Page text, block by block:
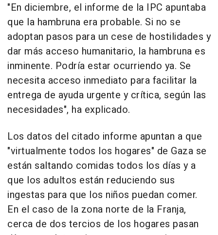
"En diciembre, el informe de la IPC apuntaba
que la hambruna era probable. Si no se
adoptan pasos para un cese de hostilidades y
dar más acceso humanitario, la hambruna es
inminente. Podría estar ocurriendo ya. Se
necesita acceso inmediato para facilitar la
entrega de ayuda urgente y crítica, según las
necesidades", ha explicado.
Los datos del citado informe apuntan a que
"virtualmente todos los hogares" de Gaza se
están saltando comidas todos los días y a
que los adultos están reduciendo sus
ingestas para que los niños puedan comer.
En el caso de la zona norte de la Franja,
cerca de dos tercios de los hogares pasan